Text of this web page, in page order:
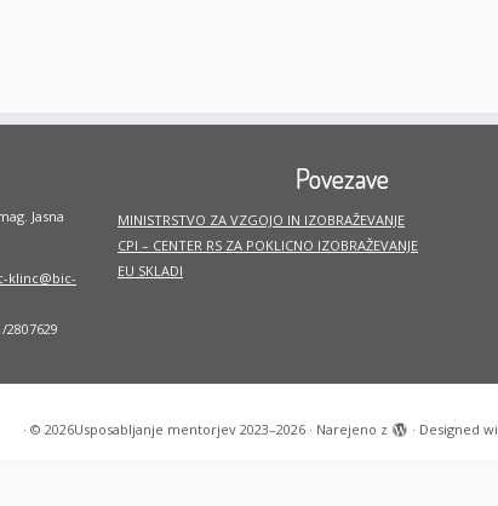
Jasna
klinc@bic-
2807629
Povezave
MINISTRSTVO ZA VZGOJO IN IZOBRAŽEVANJE
CPI – CENTER RS ZA POKLICNO IZOBRAŽEVANJE
EU SKLADI
· © 2026Usposabljanje mentorjev 2023–2026· Narejeno z · Designed